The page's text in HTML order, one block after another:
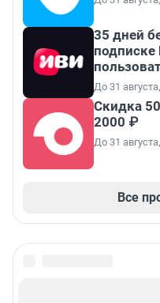
35 дней
До 31
Скидка
2000 ₽
До 31
Все